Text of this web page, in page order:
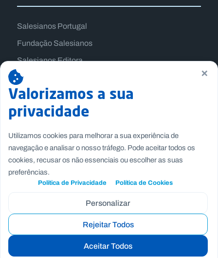
Salesianos Portugal
Fundação Salesianos
Salesianos Editora
Família Salesiana
Missão Dom Bosco
Jogos Nacionais Salesianos
Copyright © Fundação Salesianos
Canal de Denúncia Interno
×
Valorizamos a sua
privacidade
Utilizamos cookies para melhorar a sua experiência de
navegação e analisar o nosso tráfego. Pode aceitar todos os
cookies, recusar os não essenciais ou escolher as suas
preferências.
Política de Privacidade Política de Cookies
Personalizar
Rejeitar Todos
Aceitar Todos